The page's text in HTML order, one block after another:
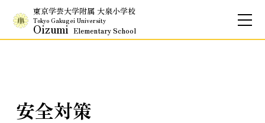
東京学芸大学附属 大泉小学校
Tokyo Gakugei University
Oizumi Elementary School
安全対策